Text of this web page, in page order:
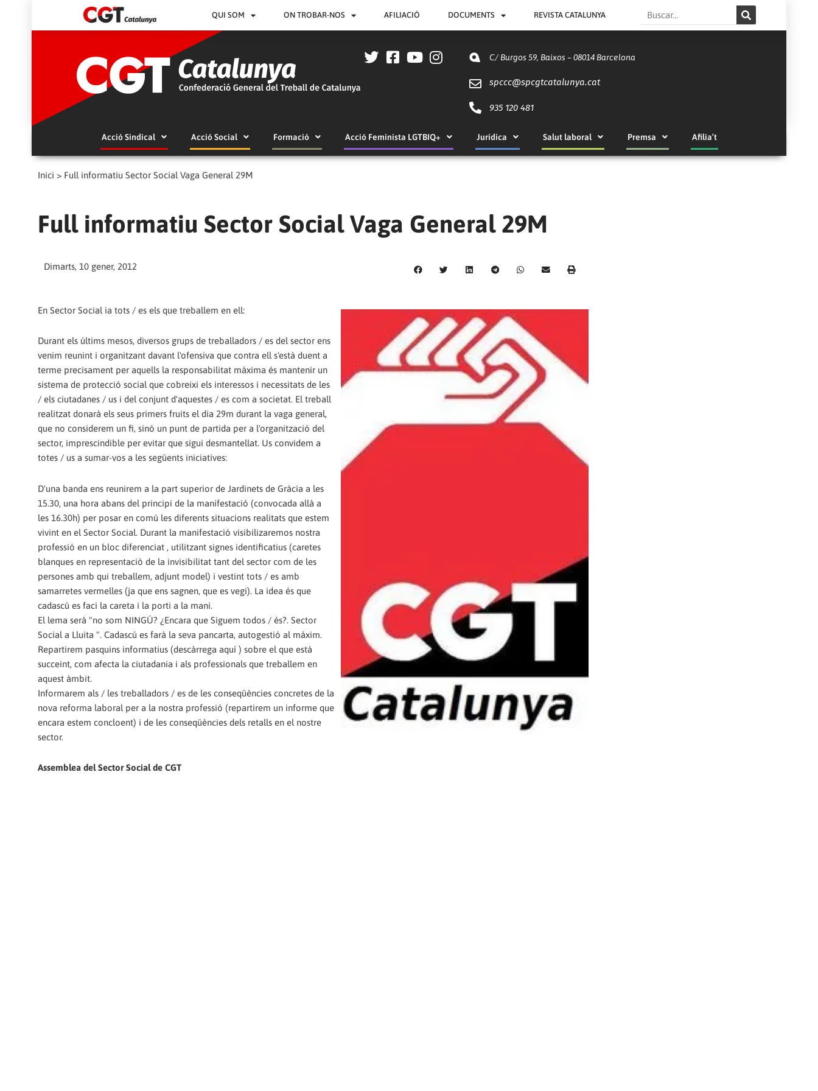
QUI SOM ON TROBAR-NOS AFILIACIÓ DOCUMENTS REVISTA CATALUNYA Search
C/ Burgos 59, Baixos – 08014 Barcelona
spccc@spcgtcatalunya.cat
935 120 481
Acció Sindical Acció Social Formació Acció Feminista LGTBIQ+ Jurídica Salut laboral Premsa Afilia’t
Inici > Full informatiu Sector Social Vaga General 29M
Full informatiu Sector Social Vaga General 29M
Dimarts, 10 gener, 2012
En Sector Social ia tots / es els que treballem en ell:
Durant els últims mesos, diversos grups de treballadors / es del sector ens
venim reunint i organitzant davant l'ofensiva que contra ell s'està duent a
terme precisament per aquells la responsabilitat màxima és mantenir un
sistema de protecció social que cobreixi els interessos i necessitats de les
/ els ciutadanes / us i del conjunt d'aquestes / es com a societat. El treball
realitzat donarà els seus primers fruits el dia 29m durant la vaga general,
que no considerem un fi, sinó un punt de partida per a l'organització del
sector, imprescindible per evitar que sigui desmantellat. Us convidem a
totes / us a sumar-vos a les següents iniciatives:
D'una banda ens reunirem a la part superior de Jardinets de Gràcia a les
15.30, una hora abans del principi de la manifestació (convocada allà a
les 16.30h) per posar en comú les diferents situacions realitats que estem
vivint en el Sector Social. Durant la manifestació visibilizaremos nostra
professió en un bloc diferenciat , utilitzant signes identificatius (caretes
blanques en representació de la invisibilitat tant del sector com de les
persones amb qui treballem, adjunt model) i vestint tots / es amb
samarretes vermelles (ja que ens sagnen, que es vegi). La idea és que
cadascú es faci la careta i la porti a la mani.
El lema serà "no som NINGÚ? ¿Encara que Siguem todos / és?. Sector
Social a Lluita ". Cadascú es farà la seva pancarta, autogestió al màxim.
Repartirem pasquins informatius (descàrrega aquí ) sobre el que està
succeint, com afecta la ciutadania i als professionals que treballem en
aquest àmbit.
Informarem als / les treballadors / es de les conseqüències concretes de la
nova reforma laboral per a la nostra professió (repartirem un informe que
encara estem concloent) i de les conseqüències dels retalls en el nostre
sector.
Assemblea del Sector Social de CGT